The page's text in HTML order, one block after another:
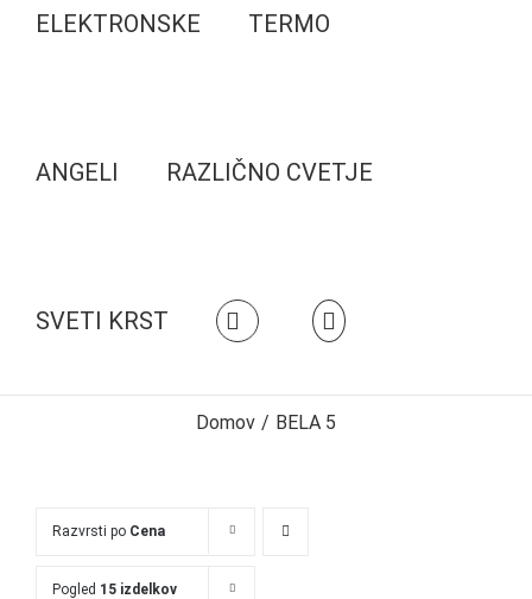
ELEKTRONSKE TERMO
ANGELI RAZLIČNO CVETJE
SVETI KRST
Domov / BELA 5
Razvrsti po Cena
Pogled 15 izdelkov